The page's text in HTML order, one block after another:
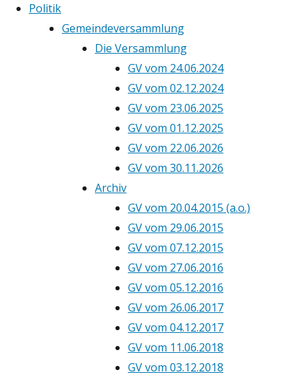
Politik
Gemeindeversammlung
Die Versammlung
GV vom 24.06.2024
GV vom 02.12.2024
GV vom 23.06.2025
GV vom 01.12.2025
GV vom 22.06.2026
GV vom 30.11.2026
Archiv
GV vom 20.04.2015 (a.o.)
GV vom 29.06.2015
GV vom 07.12.2015
GV vom 27.06.2016
GV vom 05.12.2016
GV vom 26.06.2017
GV vom 04.12.2017
GV vom 11.06.2018
GV vom 03.12.2018